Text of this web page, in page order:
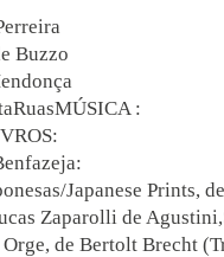
Buzzo
:
Japanese Prints,
Zaparolli de
de Bertolt Brecht